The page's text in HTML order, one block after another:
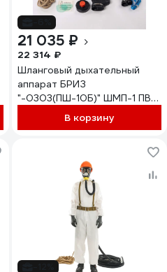
21 035 ₽
22 314 ₽
Шланговый дыхательный
аппарат БРИЗ
"-0303(ПШ-10Б)" ШМП-1 ПВХ
503122010В корзину